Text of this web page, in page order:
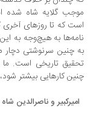
گلایه شاه شده است.
که تا روزهای آخری که
به هیچ‌وجه به این
چنین سرنوشتی دچار می‌کند.
تاریخی است. ما
کارهایی بیشتر شود، بر
و ناصرالدین شاه آکتور